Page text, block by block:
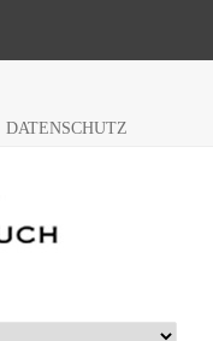
DATENSCHUTZ